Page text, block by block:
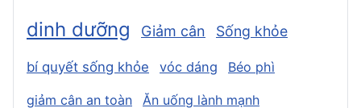
dinh dưỡng Giảm cân Sống khỏe
bí quyết sống khỏe vóc dáng Béo phì
giảm cân an toàn
Ăn uống lành mạnh